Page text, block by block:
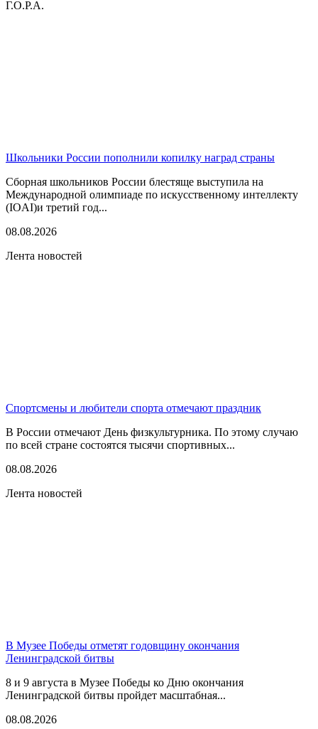
Г.О.Р.А.
Школьники России пополнили копилку наград страны
Сборная школьников России блестяще выступила на
Международной олимпиаде по искусственному интеллекту
(IOAI)и третий год...
08.08.2026
Лента новостей
Спортсмены и любители спорта отмечают праздник
В России отмечают День физкультурника. По этому случаю
по всей стране состоятся тысячи спортивных...
08.08.2026
Лента новостей
В Музее Победы отметят годовщину окончания
Ленинградской битвы
8 и 9 августа в Музее Победы ко Дню окончания
Ленинградской битвы пройдет масштабная...
08.08.2026